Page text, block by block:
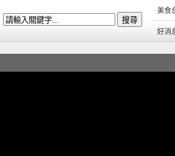
美食
好消